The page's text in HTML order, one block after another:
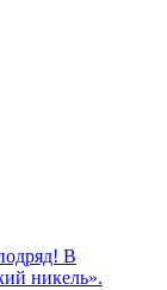
В
никель».